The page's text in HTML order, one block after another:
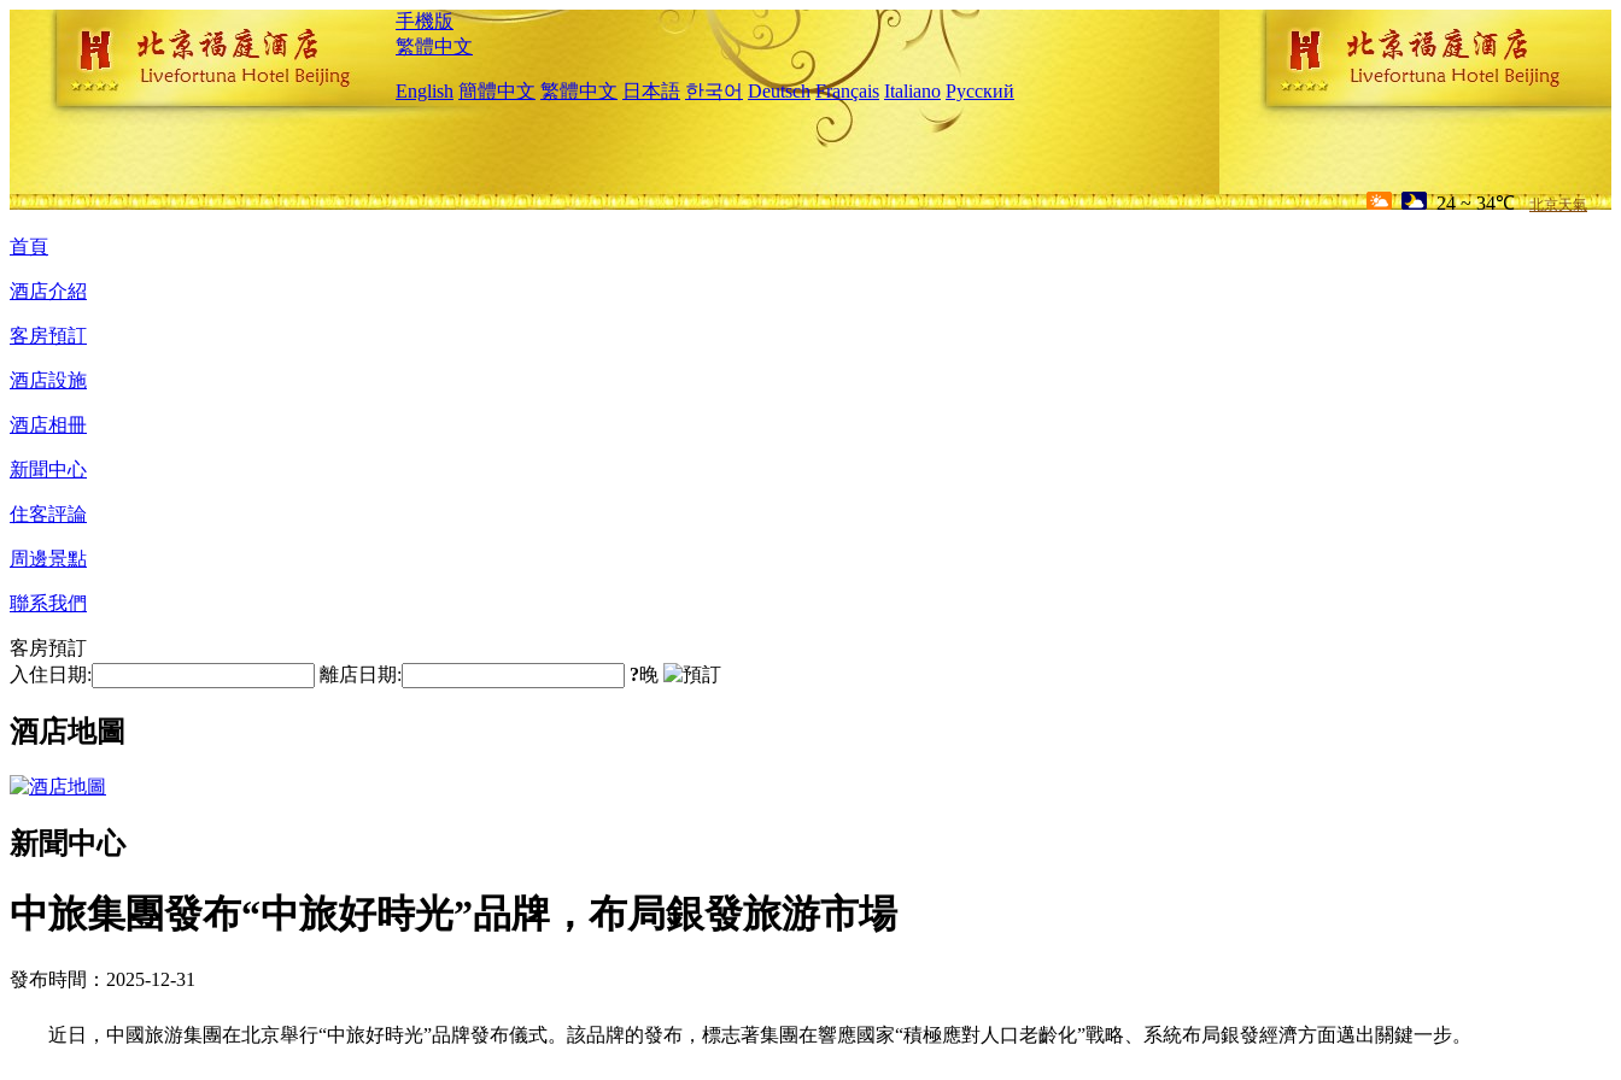
手機版
繁體中文
English 簡體中文 繁體中文 日本語 한국어 Deutsch Français Italiano Русский
24 ~ 34℃ 北京天氣
首頁
酒店介紹
客房預訂
酒店設施
酒店相冊
新聞中心
住客評論
周邊景點
聯系我們
客房預訂
入住日期:
離店日期: ?晚
酒店地圖
新聞中心
中旅集團發布“中旅好時光”品牌，布局銀發旅游市場
發布時間：2025-12-31
近日，中國旅游集團在北京舉行“中旅好時光”品牌發布儀式。該品牌的發布，標志著集團在響應國家“積極應對人口老齡化”戰略、系統布局銀發經濟方面邁出關鍵一步。